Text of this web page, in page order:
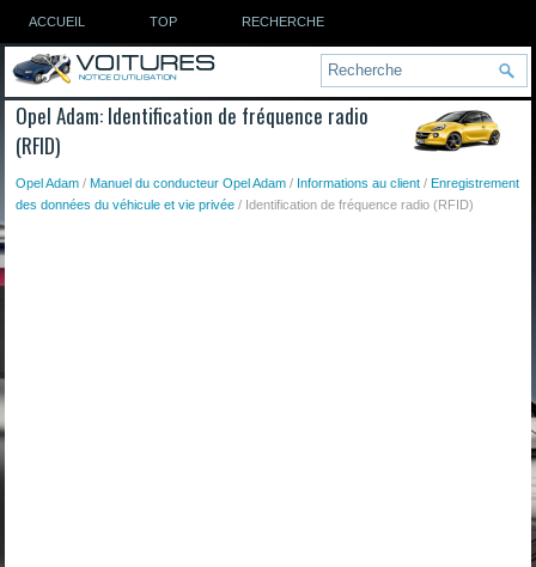
ACCUEIL TOP RECHERCHE
Opel Adam: Identification de fréquence radio
(RFID)
Opel Adam /Manuel du conducteur Opel Adam / Informations au client /Enregistrement
des données du véhicule et vie privée / Identification de fréquence radio (RFID)